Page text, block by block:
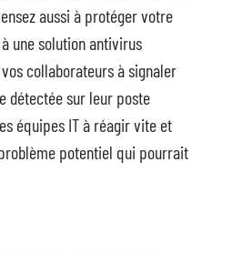
aussi à protéger votre
une solution antivirus
collaborateurs à signaler
détectée sur leur poste
équipes IT à réagir vite et
potentiel qui pourrait